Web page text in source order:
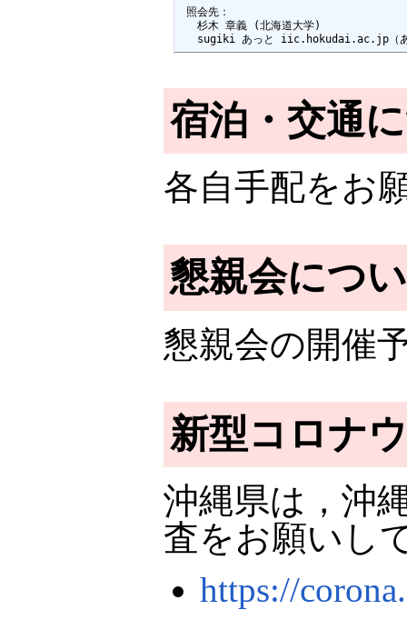
照会先：
杉木 章義 (北海道大学)
sugiki あっと iic.hokudai.ac.jp（あっ
宿泊・交通
各自手配をお
懇親会につ
懇親会の開催
新型コロナ
沖縄県は，沖
査をお願いし
https://